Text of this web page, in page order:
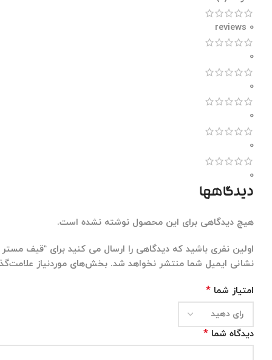
0 reviews
0
0
0
0
0
دیدگاهها
هیچ دیدگاهی برای این محصول نوشته نشده است.
اولین نفری باشید که دیدگاهی را ارسال می کنید برای “قیف
نشانی ایمیل شما منتشر نخواهد شد. بخش‌های موردنیاز
امتیاز شما *
دیدگاه شما *